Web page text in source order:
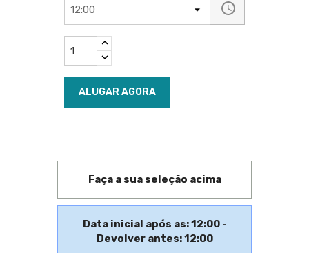
ALUGAR AGORA
Faça a sua seleção acima
Data inicial após as: 12:00 -
Devolver antes: 12:00